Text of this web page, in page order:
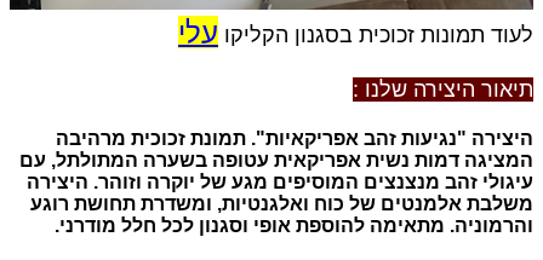
לעוד תמונות זכוכית בסגנון הקליקו עלי
תיאור היצירה שלנו :
היצירה "נגיעות זהב אפריקאיות". תמונת זכוכית מרהיבה
המציגה דמות נשית אפריקאית עטופה בשערה המתולתל, עם
עיגולי זהב מנצנצים המוסיפים מגע של יוקרה וזוהר. היצירה
משלבת אלמנטים של כוח ואלגנטיות, ומשדרת תחושת רוגע
והרמוניה. מתאימה להוספת אופי וסגנון לכל חלל מודרני.